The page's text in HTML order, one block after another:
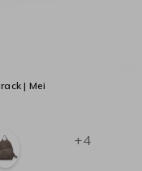
| Mei
+4